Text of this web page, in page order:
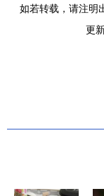
如若转载，请注明
更